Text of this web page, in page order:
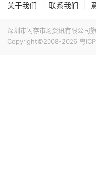
关于我们 联系我们
深圳市闪存市场资讯有限公司
Copyright©2008-2026 粤